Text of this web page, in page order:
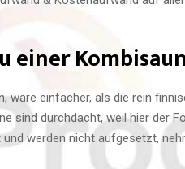
einer
einfacher, als die rein
sind durchdacht, weil hier der
werden nicht aufgesetzt,